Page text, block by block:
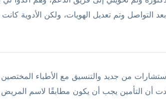
التواصل وتم تعديل الهويات، ولكن الأدوية
من جديد والتنسيق مع الأطباء المختصين
أن التأمين يجب أن يكون مطابقًا لاسم المريض